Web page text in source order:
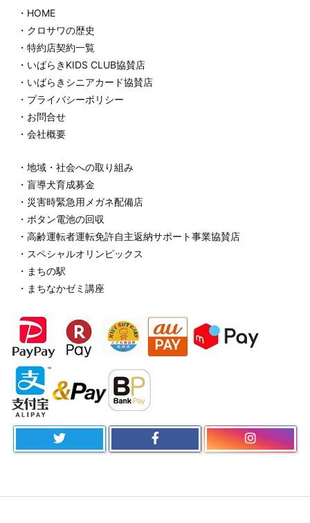
・HOME
・クロサワの歴史
・特約店契約一覧
・いばらきKIDS CLUB協賛店
・いばらきシニアカード協賛店
・プライバシーポリシー
・お問合せ
・会社概要
・地域・社会への取り組み
・盲導犬育成募金
・災害時緊急用メガネ配備店
・ボタン電池の回収
・高齢運転者運転免許自主返納サポート事業協賛店
・スペシャルオリンピックス
・まちの駅
・まちなかゼミ講座